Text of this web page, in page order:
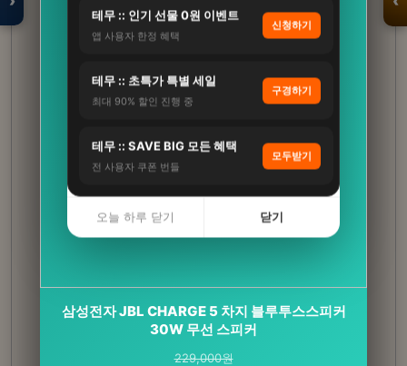
테무 :: 인기 선물 0원 이벤트
앱 사용자 한정 혜택
신청하기
테무 :: 초특가 특별 세일
최대 90% 할인 진행 중
구경하기
테무 :: SAVE BIG 모든 혜택
전 사용자 쿠폰 번들
모두받기
오늘 하루 닫기 닫기
솔리드 전동 충전식 압축분무기 세차폼건 자동 농
약 무선 충전 2L S…
45,900원
삼성전자 JBL CHARGE 5 차지 블루투스스피커
30W 무선 스피커
229,000원